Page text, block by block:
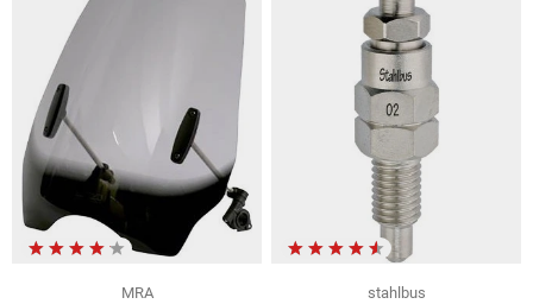
MRA
stahlbus